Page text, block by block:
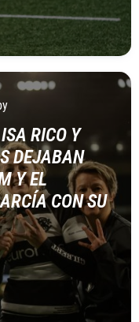
RICO Y
DEJABAN
Y EL
CON SU